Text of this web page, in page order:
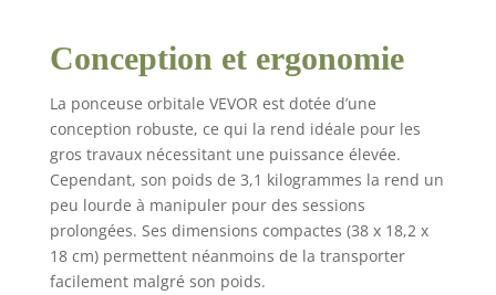
efficacité élevée et une
longue durée de vie.
Avec une vitesse
maximale de 7 400
tr/min et un grand
diamètre d'orbite de 5
mm, elle assure des
résultats de ponçage
lisses et
professionnels sur
divers matériaux Mode
Conception et ergonomie
La ponceuse orbitale VEVOR est dotée d’une
conception robuste, ce qui la rend idéale pour les
gros travaux nécessitant une puissance élevée.
Cependant, son poids de 3,1 kilogrammes la rend un
peu lourde à manipuler pour des sessions
prolongées. Ses dimensions compactes (38 x 18,2 x
18 cm) permettent néanmoins de la transporter
facilement malgré son poids.